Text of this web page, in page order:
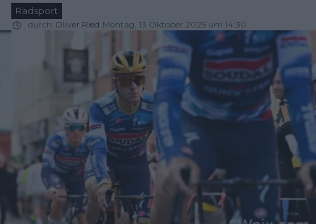
Radsport
durch Oliver Ried Montag, 13 Oktober 2025 um 14:30